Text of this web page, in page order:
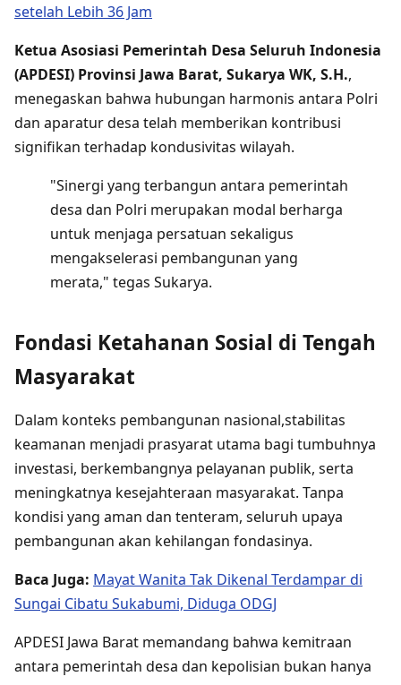
setelah Lebih 36 Jam
Ketua Asosiasi Pemerintah Desa Seluruh Indonesia
(APDESI) Provinsi Jawa Barat, Sukarya WK, S.H.,
menegaskan bahwa hubungan harmonis antara Polri
dan aparatur desa telah memberikan kontribusi
signifikan terhadap kondusivitas wilayah.
"Sinergi yang terbangun antara pemerintah
desa dan Polri merupakan modal berharga
untuk menjaga persatuan sekaligus
mengakselerasi pembangunan yang
merata," tegas Sukarya.
Fondasi Ketahanan Sosial di Tengah
Masyarakat
Dalam konteks pembangunan nasional,stabilitas
keamanan menjadi prasyarat utama bagi tumbuhnya
investasi, berkembangnya pelayanan publik, serta
meningkatnya kesejahteraan masyarakat. Tanpa
kondisi yang aman dan tenteram, seluruh upaya
pembangunan akan kehilangan fondasinya.
Baca Juga: Mayat Wanita Tak Dikenal Terdampar di
Sungai Cibatu Sukabumi, Diduga ODGJ
APDESI Jawa Barat memandang bahwa kemitraan
antara pemerintah desa dan kepolisian bukan hanya